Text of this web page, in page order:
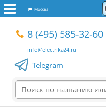
Москва
8 (495) 585-32-60
info@electrika24.ru
Telegram!